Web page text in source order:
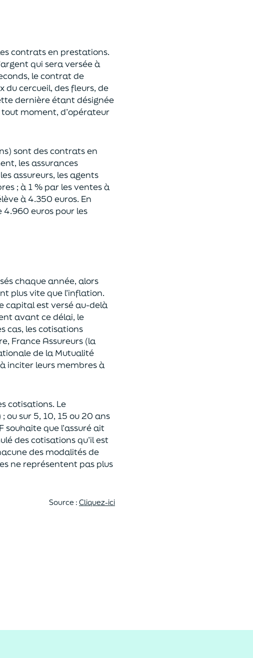
contrats en prestations.
qui sera versée à
lecontrat de
du cercueil, des fleurs, de
dernière étant désignée
tout moment, d’opérateur
sont des contrats en
les assurances
assureurs, les agents
; à 1 % par les ventes à
à 4.350 euros. En
4.960 euros pour les
chaque année, alors
plus vite que l’inflation.
capital est versé au-delà
avant ce délai, le
cas, les cotisations
France Assureurs (la
de la Mutualité
inciter leurs membres à
cotisations. Le
; ou sur 5, 10, 15 ou 20 ans
souhaite que l’assuré ait
des cotisations qu’il est
des modalités de
ne représentent pas plus
Source : Cliquez-ici